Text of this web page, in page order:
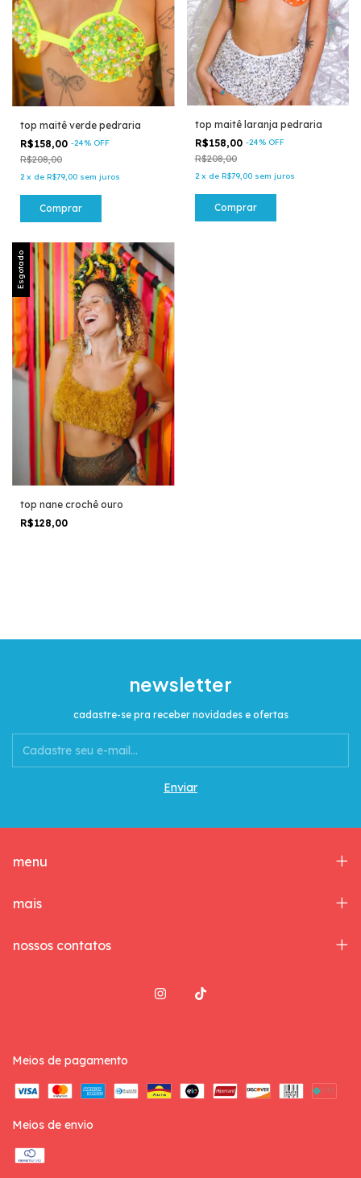
top maitê verde pedraria
R$158,00 -24% OFF
R$208,00
2 x de R$79,00 sem juros
Comprar
top maitê laranja pedraria
R$158,00 -24% OFF
R$208,00
2 x de R$79,00 sem juros
Comprar
Esgotado
top nane crochê ouro
R$128,00
newsletter
cadastre-se pra receber novidades e ofertas
menu
mais
nossos contatos
Meios de pagamento
Meios de envio